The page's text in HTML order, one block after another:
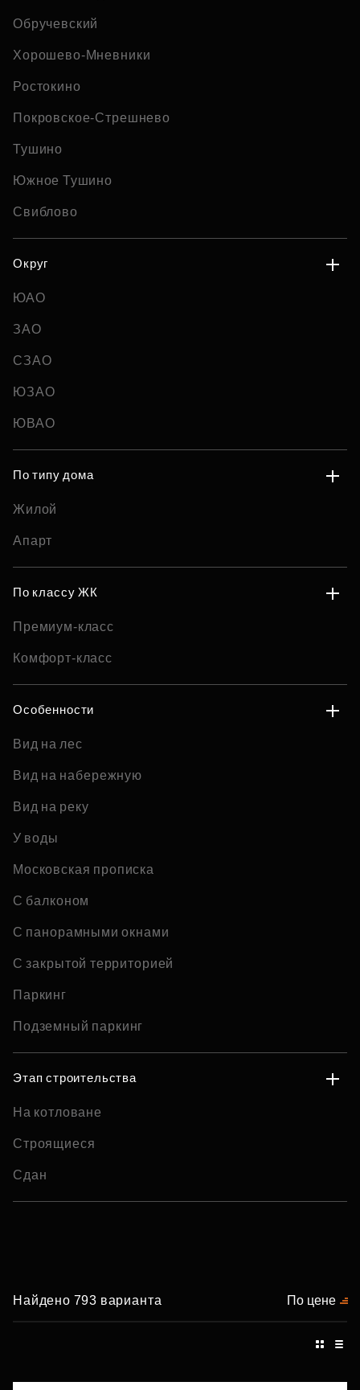
Обручевский
Хорошево-Мневники
Ростокино
Покровское-Стрешнево
Тушино
Южное Тушино
Свиблово
Округ
ЮАО
ЗАО
СЗАО
ЮЗАО
ЮВАО
По типу дома
Жилой
Апарт
По классу ЖК
Премиум-класс
Комфорт-класс
Особенности
Вид на лес
Вид на набережную
Вид на реку
У воды
Московская прописка
С балконом
С панорамными окнами
С закрытой территорией
Паркинг
Подземный паркинг
Этап строительства
На котловане
Строящиеся
Сдан
Найдено 793 варианта По цене